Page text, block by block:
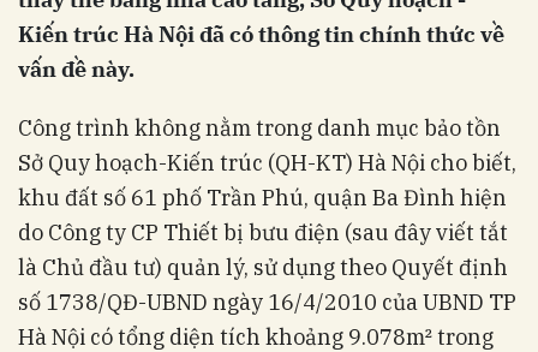
Kiến trúc Hà Nội đã có thông tin chính thức về
vấn đề này.
Công trình không nằm trong danh mục bảo tồn
Sở Quy hoạch-Kiến trúc (QH-KT) Hà Nội cho biết,
khu đất số 61 phố Trần Phú, quận Ba Đình hiện
do Công ty CP Thiết bị bưu điện (sau đây viết tắt
là Chủ đầu tư) quản lý, sử dụng theo Quyết định
số 1738/QĐ-UBND ngày 16/4/2010 của UBND TP
Hà Nội có tổng diện tích khoảng 9.078m² trong